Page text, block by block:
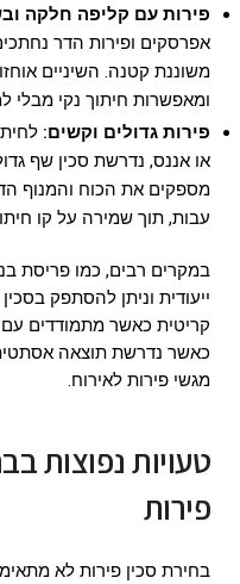
פירות עם קליפה חלקה
אפרסקים ופירות הדר
משוננת קטנה. השיניים
ומאפשרות חיתוך נקי מבלי
פירות גדולים וקשים:
או אננס, נדרשת סכין שף
מספקים את הכוח והמנוף
עבות, תוך שמירה על קו
במקרים רבים, כמו פריסת
ייעודית וניתן להסתפק
קריטית כאשר מתמודדים
כאשר נדרשת תוצאה
מגשי פירות לאירוח.
טעויות נפוצות
פירות
בחירת סכין פירות לא